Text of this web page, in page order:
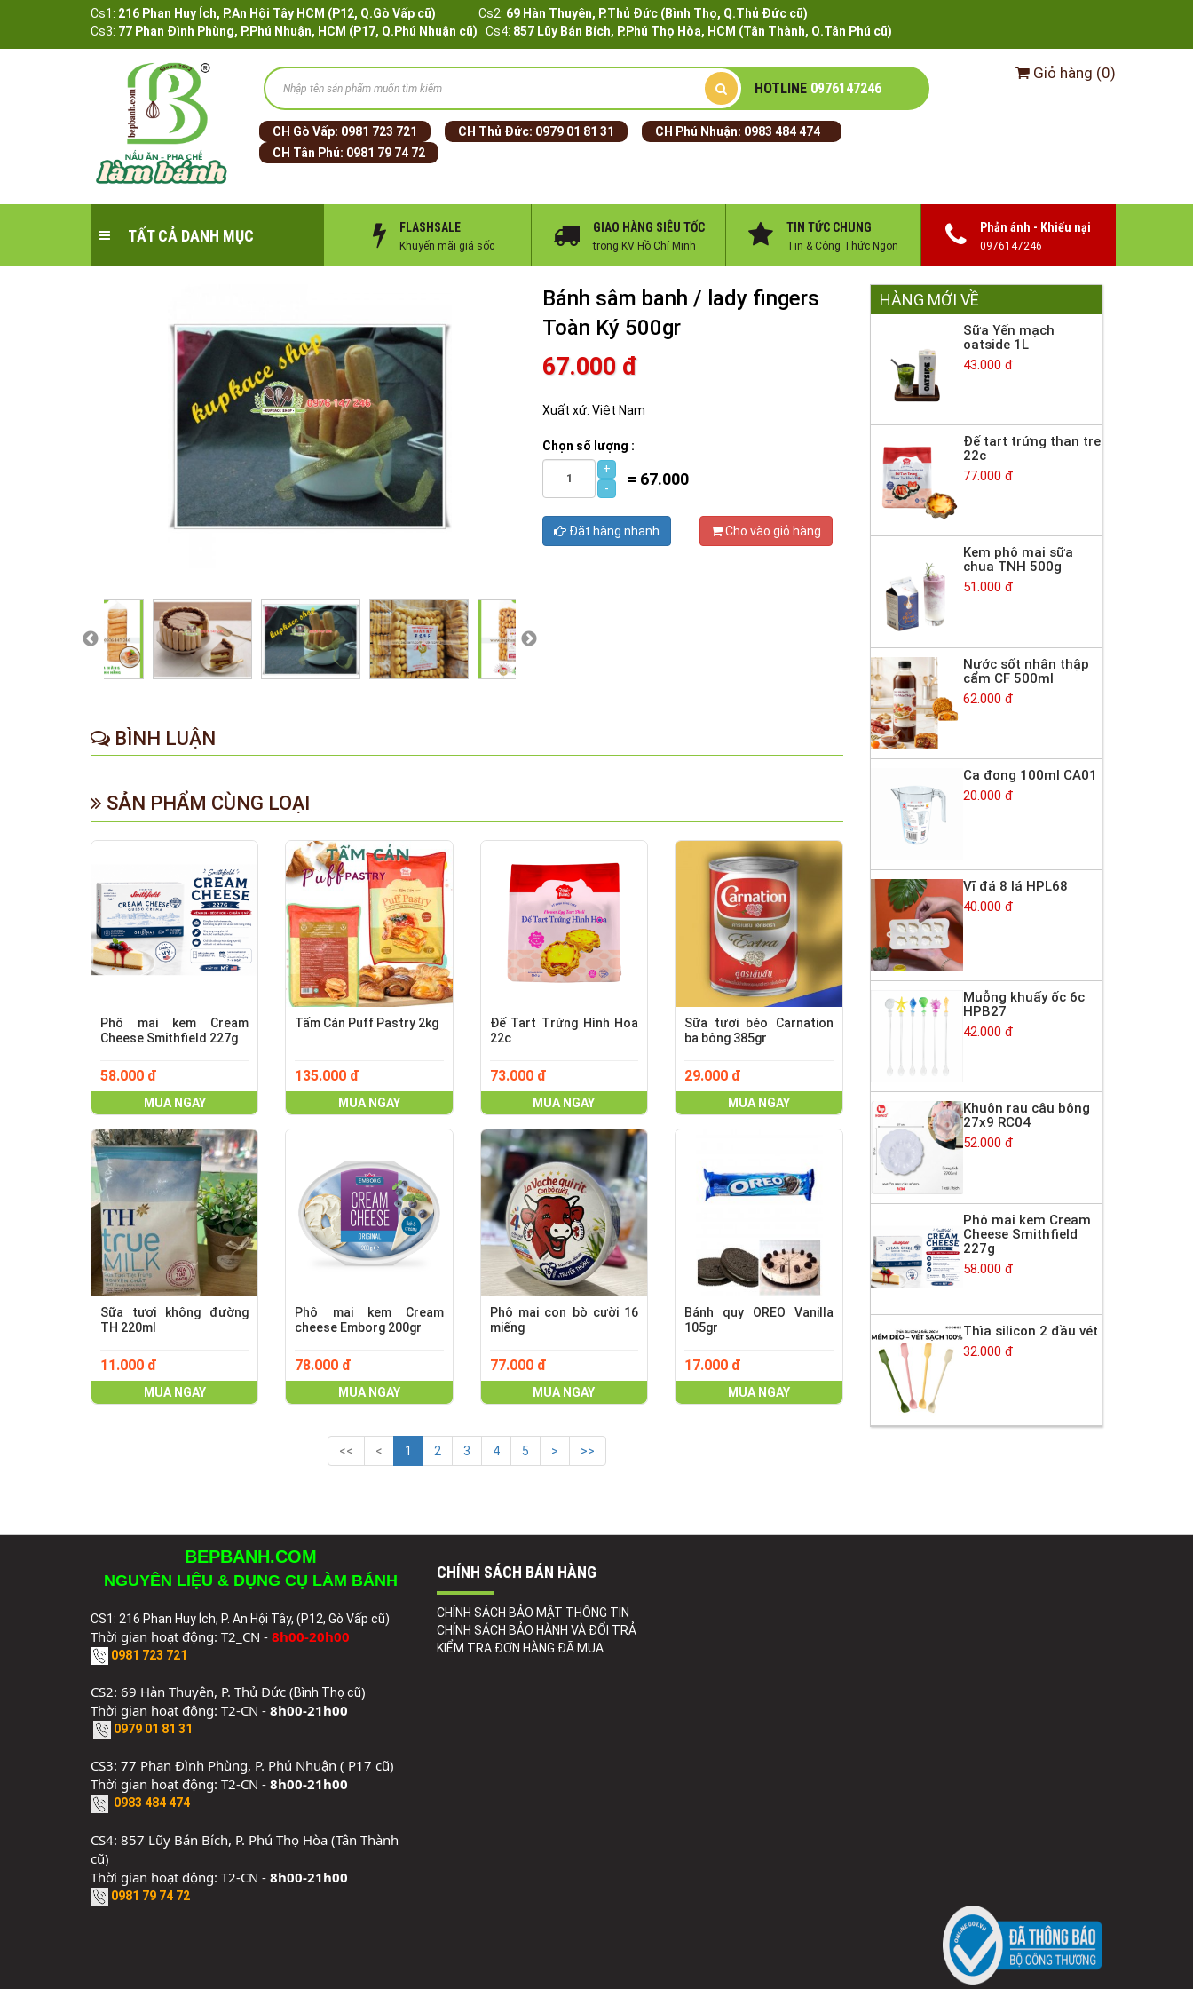
Cs1: 216 Phan Huy Ích, P.An Hội Tây HCM (P12, Q.Gò Vấp cũ) Cs2: 69 Hàn Thuyên, P.Thủ Đức (Bình Thọ, Q.Thủ Đức cũ)
Cs3: 77 Phan Đình Phùng, P.Phú Nhuận, HCM (P17, Q.Phú Nhuận cũ) Cs4: 857 Lũy Bán Bích, P.Phú Thọ Hòa, HCM (Tân Thành, Q.Tân Phú cũ)
HOTLINE 0976147246
CH Gò Vấp: 0981 723 721 CH Thủ Đức: 0979 01 81 31 CH Phú Nhuận: 0983 484 474
CH Tân Phú: 0981 79 74 72
Giỏ hàng (0)
TẤT CẢ DANH MỤC FLASHSALE
Khuyến mãi giá sốc
GIAO HÀNG SIÊU TỐC
trong KV Hồ Chí Minh
TIN TỨC CHUNG
Tin & Công Thức Ngon
Phản ánh - Khiếu nại
0976147246
Bánh sâm banh / lady fingers
Toàn Ký 500gr
67.000 đ
Xuất xứ: Việt Nam
Chọn số lượng :
+
-
= 67.000
Đặt hàng nhanh Cho vào giỏ hàng
BÌNH LUẬN
SẢN PHẨM CÙNG LOẠI
Phô mai kem Cream
Cheese Smithfield 227g
58.000 đ
MUA NGAY
Tấm Cán Puff Pastry 2kg
135.000 đ
MUA NGAY
Đế Tart Trứng Hình Hoa
22c
73.000 đ
MUA NGAY
Sữa tươi béo Carnation
ba bông 385gr
29.000 đ
MUA NGAY
Sữa tươi không đường
TH 220ml
11.000 đ
MUA NGAY
Phô mai kem Cream
cheese Emborg 200gr
78.000 đ
MUA NGAY
Phô mai con bò cười 16
miếng
77.000 đ
MUA NGAY
Bánh quy OREO Vanilla
105gr
17.000 đ
MUA NGAY
<< < 1 2 3 4 5 > >>
HÀNG MỚI VỀ
Sữa Yến mạch
oatside 1L
43.000 đ
Đế tart trứng than tre
22c
77.000 đ
Kem phô mai sữa
chua TNH 500g
51.000 đ
Nước sốt nhân thập
cẩm CF 500ml
62.000 đ
Ca đong 100ml CA01
20.000 đ
Vĩ đá 8 lá HPL68
40.000 đ
Muỗng khuấy ốc 6c
HPB27
42.000 đ
Khuôn rau câu bông
27x9 RC04
52.000 đ
Phô mai kem Cream
Cheese Smithfield
227g
58.000 đ
Thìa silicon 2 đầu vét
32.000 đ
BEPBANH.COM
NGUYÊN LIỆU & DỤNG CỤ LÀM BÁNH
CS1: 216 Phan Huy Ích, P. An Hội Tây, (P12, Gò Vấp cũ)
Thời gian hoạt động: T2_CN - 8h00-20h00
0981 723 721
CS2: 69 Hàn Thuyên, P. Thủ Đức (Bình Thọ cũ)
Thời gian hoạt động: T2-CN - 8h00-21h00
0979 01 81 31
CS3: 77 Phan Đình Phùng, P. Phú Nhuận ( P17 cũ)
Thời gian hoạt động: T2-CN - 8h00-21h00
0983 484 474
CS4: 857 Lũy Bán Bích, P. Phú Thọ Hòa (Tân Thành
cũ)
Thời gian hoạt động: T2-CN - 8h00-21h00
0981 79 74 72
CHÍNH SÁCH BÁN HÀNG
CHÍNH SÁCH BẢO MẬT THÔNG TIN
CHÍNH SÁCH BẢO HÀNH VÀ ĐỔI TRẢ
KIỂM TRA ĐƠN HÀNG ĐÃ MUA